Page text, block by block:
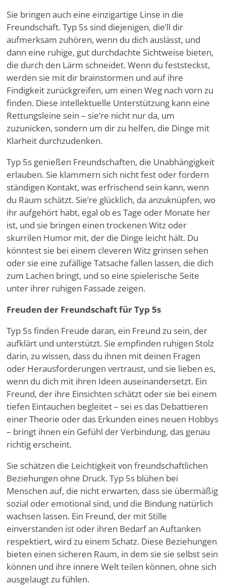
Sie bringen auch eine einzigartige Linse in die
Freundschaft. Typ 5s sind diejenigen, die’ll dir
aufmerksam zuhören, wenn du dich auslässt, und
dann eine ruhige, gut durchdachte Sichtweise bieten,
die durch den Lärm schneidet. Wenn du feststeckst,
werden sie mit dir brainstormen und auf ihre
Findigkeit zurückgreifen, um einen Weg nach vorn zu
finden. Diese intellektuelle Unterstützung kann eine
Rettungsleine sein – sie’re nicht nur da, um
zuzunicken, sondern um dir zu helfen, die Dinge mit
Klarheit durchzudenken.
Typ 5s genießen Freundschaften, die Unabhängigkeit
erlauben. Sie klammern sich nicht fest oder fordern
ständigen Kontakt, was erfrischend sein kann, wenn
du Raum schätzt. Sie’re glücklich, da anzuknüpfen, wo
ihr aufgehört habt, egal ob es Tage oder Monate her
ist, und sie bringen einen trockenen Witz oder
skurrilen Humor mit, der die Dinge leicht hält. Du
könntest sie bei einem cleveren Witz grinsen sehen
oder sie eine zufällige Tatsache fallen lassen, die dich
zum Lachen bringt, und so eine spielerische Seite
unter ihrer ruhigen Fassade zeigen.
Freuden der Freundschaft für Typ 5s
Typ 5s finden Freude daran, ein Freund zu sein, der
aufklärt und unterstützt. Sie empfinden ruhigen Stolz
darin, zu wissen, dass du ihnen mit deinen Fragen
oder Herausforderungen vertraust, und sie lieben es,
wenn du dich mit ihren Ideen auseinandersetzt. Ein
Freund, der ihre Einsichten schätzt oder sie bei einem
tiefen Eintauchen begleitet – sei es das Debattieren
einer Theorie oder das Erkunden eines neuen Hobbys
– bringt ihnen ein Gefühl der Verbindung, das genau
richtig erscheint.
Sie schätzen die Leichtigkeit von freundschaftlichen
Beziehungen ohne Druck. Typ 5s blühen bei
Menschen auf, die nicht erwarten, dass sie übermäßig
sozial oder emotional sind, und die Bindung natürlich
wachsen lassen. Ein Freund, der mit Stille
einverstanden ist oder ihren Bedarf an Auftanken
respektiert, wird zu einem Schatz. Diese Beziehungen
bieten einen sicheren Raum, in dem sie sie selbst sein
können und ihre innere Welt teilen können, ohne sich
ausgelaugt zu fühlen.